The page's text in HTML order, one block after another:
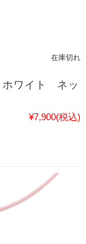
在庫切れ
ワイト ネッ
¥7,900(税込)